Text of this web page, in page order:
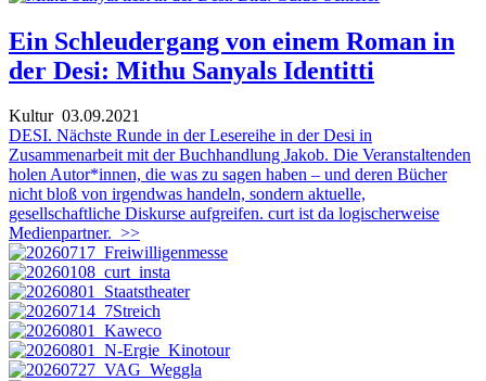
Ein Schleudergang von einem Roman in
der Desi: Mithu Sanyals Identitti
Kultur03.09.2021
DESI. Nächste Runde in der Lesereihe in der Desi in
Zusammenarbeit mit der Buchhandlung Jakob. Die Veranstaltenden
holen Autor*innen, die was zu sagen haben – und deren Bücher
nicht bloß von irgendwas handeln, sondern aktuelle,
gesellschaftliche Diskurse aufgreifen. curt ist da logischerweise
Medienpartner. >>